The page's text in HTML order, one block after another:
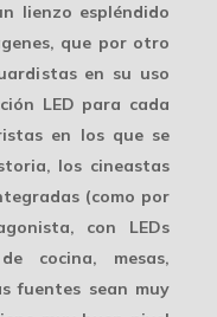
lienzo espléndido
que por otro
en su uso
LED para cada
en los que se
los cineastas
(como por
con LEDs
cocina, mesas,
fuentes sean muy